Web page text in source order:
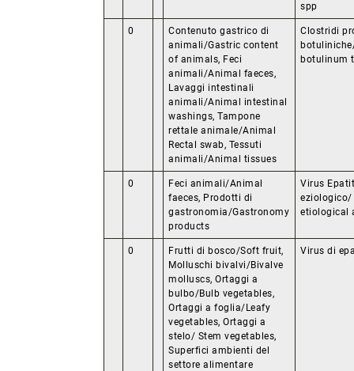
spp
0
Contenuto gastrico di
animali/Gastric content
of animals, Feci
animali/Animal faeces,
Lavaggi intestinali
animali/Animal intestinal
washings, Tampone
rettale animale/Animal
Rectal swab, Tessuti
animali/Animal tissues
Clostridi
botulinum
0
Feci animali/Animal
faeces, Prodotti di
gastronomia/Gastronomy
products
Virus
eziologico/
etiological
0
Frutti di bosco/Soft fruit,
Molluschi bivalvi/Bivalve
molluscs, Ortaggi a
bulbo/Bulb vegetables,
Ortaggi a foglia/Leafy
vegetables, Ortaggi a
stelo/ Stem vegetables,
Superfici ambienti del
settore alimentare
Virus di